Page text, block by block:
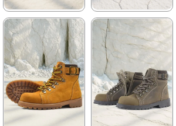
★ ★ ★ ★ ★
2.259,90 TRY
3.879,90 TRY
%42İndirim
Ücretsiz
Kargo
★ ★ ★
2.259,90 TRY
3.879,90 TRY
%42İndirim
Ücretsiz
Kargo